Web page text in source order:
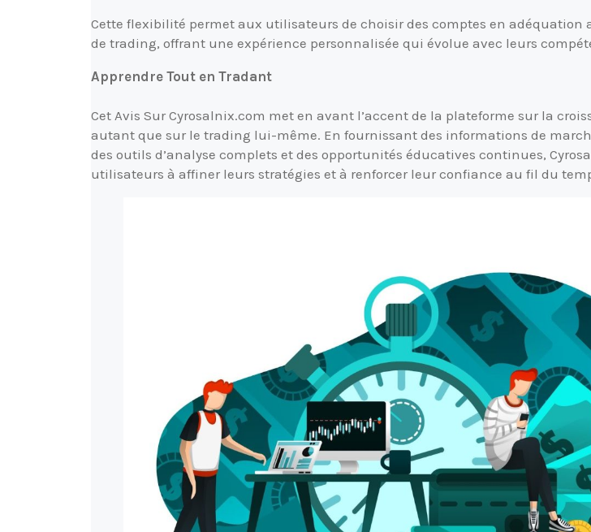
Cette flexibilité permet aux utilisateurs de choisir des comptes en adéquation
de trading, offrant une expérience personnalisée qui évolue avec leurs
Apprendre Tout en Tradant
Cet Avis Sur Cyrosalnix.com met en avant l’accent de la plateforme sur la
autant que sur le trading lui-même. En fournissant des informations de
des outils d’analyse complets et des opportunités éducatives continues,
utilisateurs à affiner leurs stratégies et à renforcer leur confiance au fil du